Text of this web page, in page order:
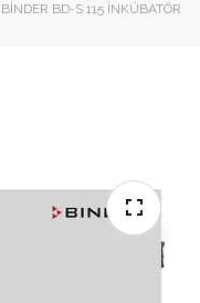
BINDER BD-S 115 İNKÜBATÖR